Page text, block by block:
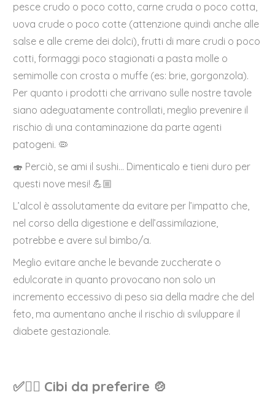
pesce crudo o poco cotto, carne cruda o poco cotta,
uova crude o poco cotte (attenzione quindi anche alle
salse e alle creme dei dolci), frutti di mare crudi o poco
cotti, formaggi poco stagionati a pasta molle o
semimolle con crosta o muffe (es: brie, gorgonzola).
Per quanto i prodotti che arrivano sulle nostre tavole
siano adeguatamente controllati, meglio prevenire il
rischio di una contaminazione da parte agenti
patogeni. 🦠
🍣 Perciò, se ami il sushi… Dimenticalo e tieni duro per
questi nove mesi! 💪🏼
L’alcol è assolutamente da evitare per l’impatto che,
nel corso della digestione e dell’assimilazione,
potrebbe e avere sul bimbo/a.
Meglio evitare anche le bevande zuccherate o
edulcorate in quanto provocano non solo un
incremento eccessivo di peso sia della madre che del
feto, ma aumentano anche il rischio di sviluppare il
diabete gestazionale.
✅👍🏼 Cibi da preferire 🍲